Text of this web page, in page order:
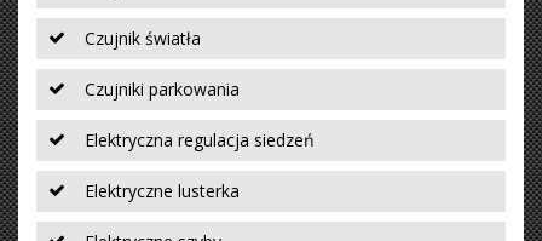
Czujnik światła
Czujniki parkowania
Elektryczna regulacja siedzeń
Elektryczne lusterka